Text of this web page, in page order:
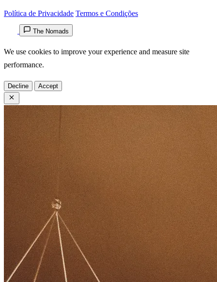
Política de Privacidade Termos e Condições
The Nomads
We use cookies to improve your experience and measure site
performance.
Decline Accept